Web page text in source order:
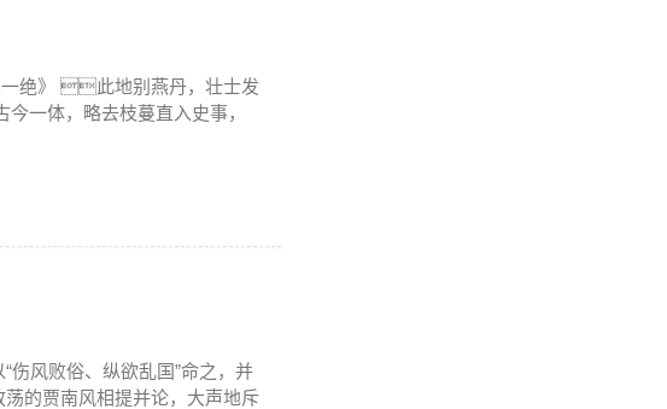
绝》 此地别燕丹，壮士发
一体，略去枝蔓直入史事，
伤风败俗、纵欲乱国”命之，并
的贾南风相提并论，大声地斥